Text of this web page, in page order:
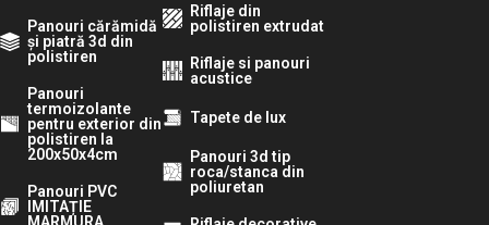
Panouri cărămidă
și piatră 3d din
polistiren
Panouri
termoizolante
pentru exterior din
polistiren la
200x50x4cm
Panouri PVC
IMITAȚIE
MARMURA
Riflaje din
polistiren extrudat
Riflaje si panouri
acustice
Tapete de lux
Panouri 3d tip
roca/stanca din
poliuretan